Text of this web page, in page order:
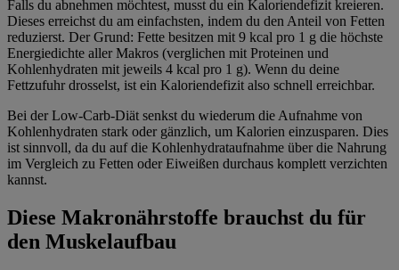
Falls du abnehmen möchtest, musst du ein Kaloriendefizit kreieren.
Dieses erreichst du am einfachsten, indem du den Anteil von Fetten
reduzierst. Der Grund: Fette besitzen mit 9 kcal pro 1 g die höchste
Energiedichte aller Makros (verglichen mit Proteinen und
Kohlenhydraten mit jeweils 4 kcal pro 1 g). Wenn du deine
Fettzufuhr drosselst, ist ein Kaloriendefizit also schnell erreichbar.
Bei der Low-Carb-Diät senkst du wiederum die Aufnahme von
Kohlenhydraten stark oder gänzlich, um Kalorien einzusparen. Dies
ist sinnvoll, da du auf die Kohlenhydrataufnahme über die Nahrung
im Vergleich zu Fetten oder Eiweißen durchaus komplett verzichten
kannst.
Diese Makronährstoffe brauchst du für
den Muskelaufbau